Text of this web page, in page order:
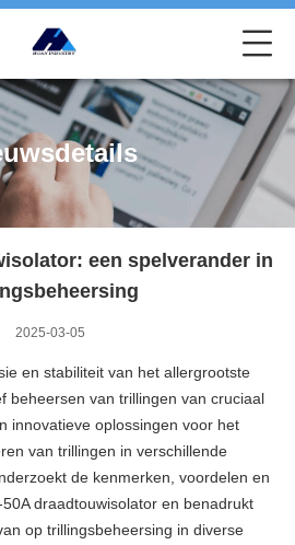
een spelverander in
2025-03-05
en stabiliteit van het allergrootste
beheersen van trillingen van cruciaal
innovatieve oplossingen voor het
van trillingen in verschillende
de kenmerken, voordelen en
draadtouwisolator en benadrukt
op trillingsbeheersing in diverse